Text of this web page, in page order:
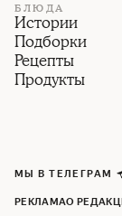
БЛЮДА
Истории
Подборки
Рецепты
Продукты
МЫ В ТЕЛЕГРАМ
РЕКЛАМАО